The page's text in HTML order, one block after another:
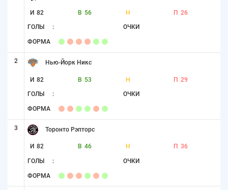
И 82 В 56 Н П 26
ГОЛЫ : ОЧКИ
ФОРМА
2 Нью-Йорк Никс
И 82 В 53 Н П 29
ГОЛЫ : ОЧКИ
ФОРМА
3 Торонто Рэпторс
И 82 В 46 Н П 36
ГОЛЫ : ОЧКИ
ФОРМА